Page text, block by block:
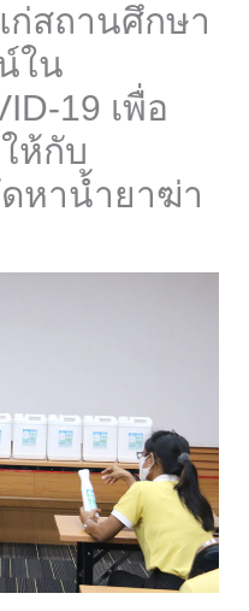
ก่สถานศึกษา
ใน
19 เพื่อ
ห้กับ
ดหาน้ำยาฆ่า